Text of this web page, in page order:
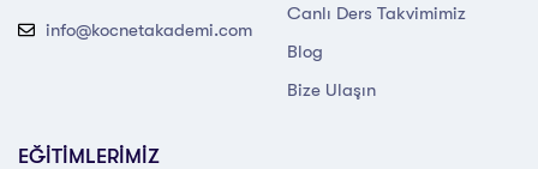
info@kocnetakademi.com
Canlı Ders Takvimimiz
Blog
Bize Ulaşın
EĞİTİMLERİMİZ